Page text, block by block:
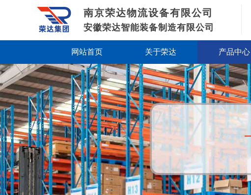
安徽荣达智能装备制造有限公司
网站首页 关于荣达 产品中心
南京荣达物流设备有限公司